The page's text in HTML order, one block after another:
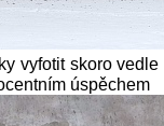
vyfotit skoro
úspěchem